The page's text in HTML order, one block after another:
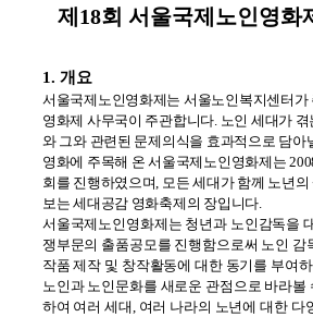
제18회 서울국제노인영화
1. 개요
서울국제노인영화제는 서울노인복지센터가
영화제 사무국이 주관합니다 노인 세대가
와 그와 관련된 문제의식을 효과적으로 담아
영화에 주목해 온 서울국제노인영화제는
회를 진행하였으며 모든 세대가 함께 노년
보는 세대공감 영화축제의 장입니다
서울국제노인영화제는 청년과 노인감독을
쟁부문의 출품공모를 진행함으로써 노인 감
작품 제작 및 창작활동에 대한 동기를 부여
노인과 노인문화를 새로운 관점으로 바라볼
하여 여러 세대 여러 나라의 노년에 대한 다